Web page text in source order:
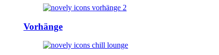
Vorhänge